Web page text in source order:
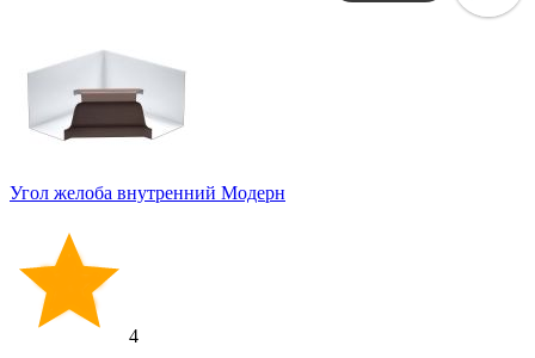
Угол желоба внутренний Модерн
4